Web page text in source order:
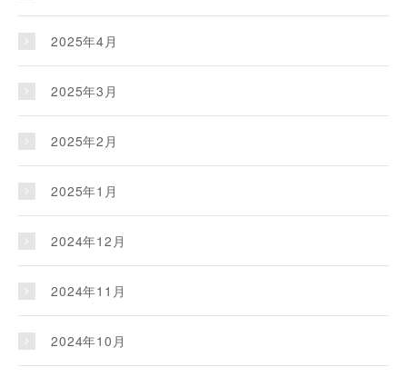
2025年4月
2025年3月
2025年2月
2025年1月
2024年12月
2024年11月
2024年10月